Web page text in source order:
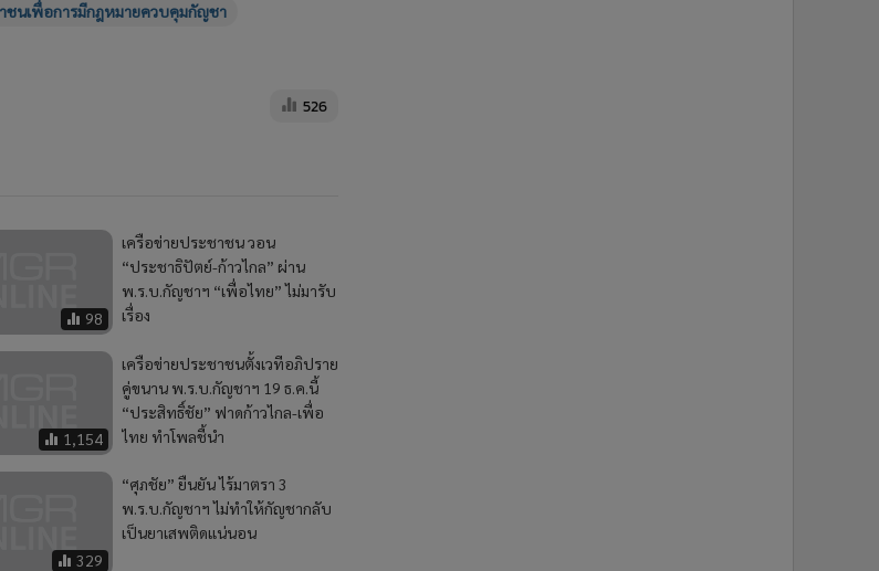
ชนเพื่อการมีกฎหมายควบคุมกัญชา
526
98
เครือข่ายประชาชน วอน
“ประชาธิปัตย์-ก้าวไกล” ผ่าน
พ.ร.บ.กัญชาฯ “เพื่อไทย” ไม่มารับ
เรื่อง
1,154
เครือข่ายประชาชนตั้งเวทีอภิปราย
คู่ขนาน พ.ร.บ.กัญชาฯ 19 ธ.ค.นี้
“ประสิทธิ์ชัย” ฟาดก้าวไกล-เพื่อ
ไทย ทำโพลชี้นำ
329
“ศุภชัย” ยืนยัน ไร้มาตรา 3
พ.ร.บ.กัญชาฯ ไม่ทำให้กัญชากลับ
เป็นยาเสพติดแน่นอน